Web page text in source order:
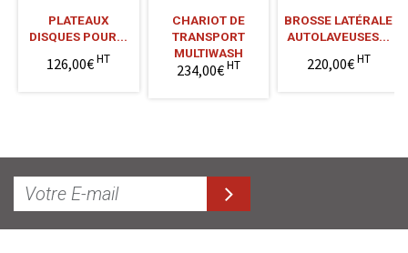
PLATEAUX
DISQUES POUR...
126,00€HT
CHARIOT DE
TRANSPORT
MULTIWASH
234,00€HT
BROSSE LATÉRALE
AUTOLAVEUSES...
220,00€HT